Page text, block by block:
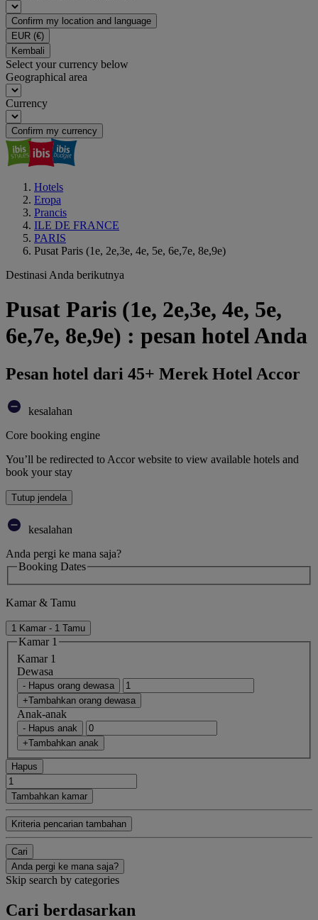
Confirm my location and language
EUR (€)
Kembali
Select your currency below
Geographical area
Currency
Confirm my currency
Hotels
Eropa
Prancis
ILE DE FRANCE
PARIS
Pusat Paris (1e, 2e,3e, 4e, 5e, 6e,7e, 8e,9e)
Destinasi Anda berikutnya
Pusat Paris (1e, 2e,3e, 4e, 5e,
6e,7e, 8e,9e) : pesan hotel Anda
Pesan hotel dari 45+ Merek Hotel Accor
kesalahan
Core booking engine
You’ll be redirected to Accor website to view available hotels and
book your stay
Tutup jendela
kesalahan
Anda pergi ke mana saja?
Booking Dates
Kamar & Tamu
1 Kamar - 1 Tamu
Kamar 1
Kamar 1
Dewasa
- Hapus orang dewasa
+Tambahkan orang dewasa
Anak-anak
- Hapus anak
+Tambahkan anak
Hapus
Tambahkan kamar
Kriteria pencarian tambahan
Cari
Anda pergi ke mana saja?
Skip search by categories
Cari berdasarkan